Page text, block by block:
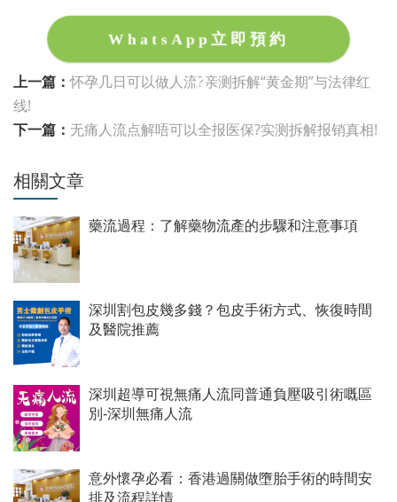
WhatsApp立即預約
上一篇：怀孕几日可以做人流?亲测拆解“黄金期”与法律红
线!
下一篇： 无痛人流点解唔可以全报医保?实测拆解报销真相!
相關文章
藥流過程：了解藥物流產的步驟和注意事項
深圳割包皮幾多錢？包皮手術方式、恢復時間
及醫院推薦
深圳超導可視無痛人流同普通負壓吸引術嘅區
別-深圳無痛人流
意外懷孕必看：香港過關做墮胎手術的時間安
排及流程詳情